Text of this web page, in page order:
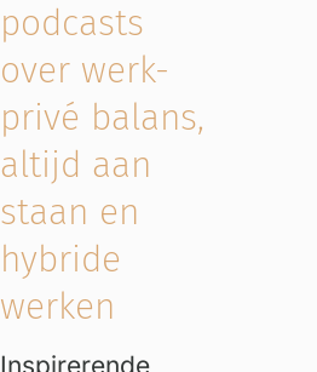
podcasts
over werk-
privé balans,
altijd aan
staan en
hybride
werken
Inspirerende